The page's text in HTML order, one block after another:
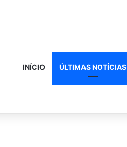
INÍCIO ÚLTIMAS NOTÍCIAS